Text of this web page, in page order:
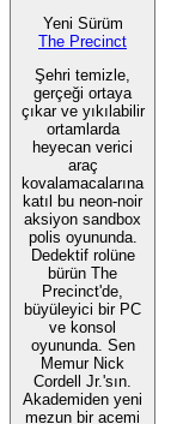
Yeni Sürüm
The Precinct
Şehri temizle,
gerçeği ortaya
çıkar ve yıkılabilir
ortamlarda
heyecan verici
araç
kovalamacalarına
katıl bu neon-noir
aksiyon sandbox
polis oyununda.
Dedektif rolüne
bürün The
Precinct'de,
büyüleyici bir PC
ve konsol
oyununda. Sen
Memur Nick
Cordell Jr.'sın.
Akademiden yeni
mezun bir acemi